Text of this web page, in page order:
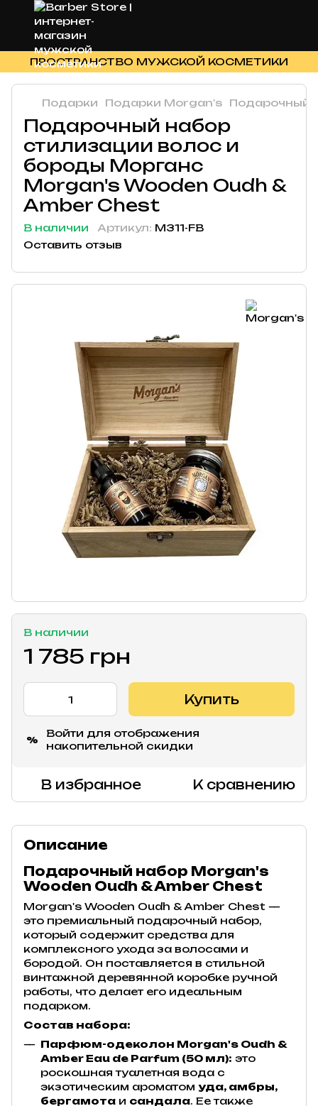
ПРОСТРАНСТВО МУЖСКОЙ КОСМЕТИКИ
Подарки Подарки Morgan's Подарочный
Подарочный набор
стилизации волос и
бороды Морганс
Morgan's Wooden Oudh &
Amber Chest
В наличии Артикул: M311-FB
Оставить отзыв
В наличии
1 785 грн
Купить
%
Войти для отображения
накопительной скидки
В избранное К сравнению
Описание
Подарочный набор Morgan's
Wooden Oudh & Amber Chest
Morgan's Wooden Oudh & Amber Chest —
это премиальный подарочный набор,
который содержит средства для
комплексного ухода за волосами и
бородой. Он поставляется в стильной
винтажной деревянной коробке ручной
работы, что делает его идеальным
подарком.
Состав набора:
Парфюм-одеколон Morgan's Oudh &
Amber Eau de Parfum (50 мл): это
роскошная туалетная вода с
экзотическим ароматом уда, амбры,
бергамота и сандала. Ее также